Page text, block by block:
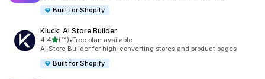
Built for Shopify
Kluck: AI Store Builder
4,4na 5 gwiazdek
(11)
Łączna liczba recenzji: 11
•Free plan available
AI Store Builder for high-converting stores and product pages
Built for Shopify